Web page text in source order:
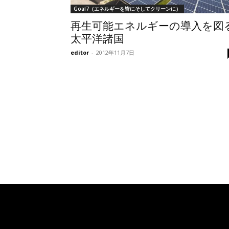
Goal7（エネルギーを皆にそしてクリーンに）
再生可能エネルギーの導入を図
太平洋諸国
editor - 2012年11月7日